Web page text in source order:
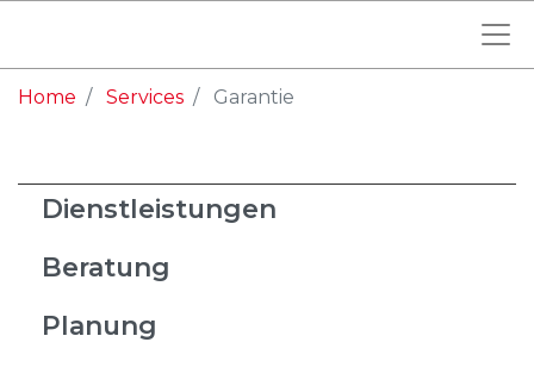
Home Services Garantie
Dienstleistungen
Beratung
Planung